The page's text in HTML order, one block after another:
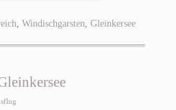
, Windischgarsten, Gleinkersee